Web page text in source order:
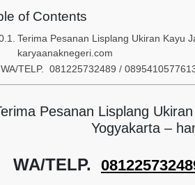
of Contents
Terima Pesanan Lisplang Ukiran Kayu
karyaanaknegeri.com
WA/TELP. 081225732489 /
Pesanan Lisplang
Yogyakarta –
WA/TELP.